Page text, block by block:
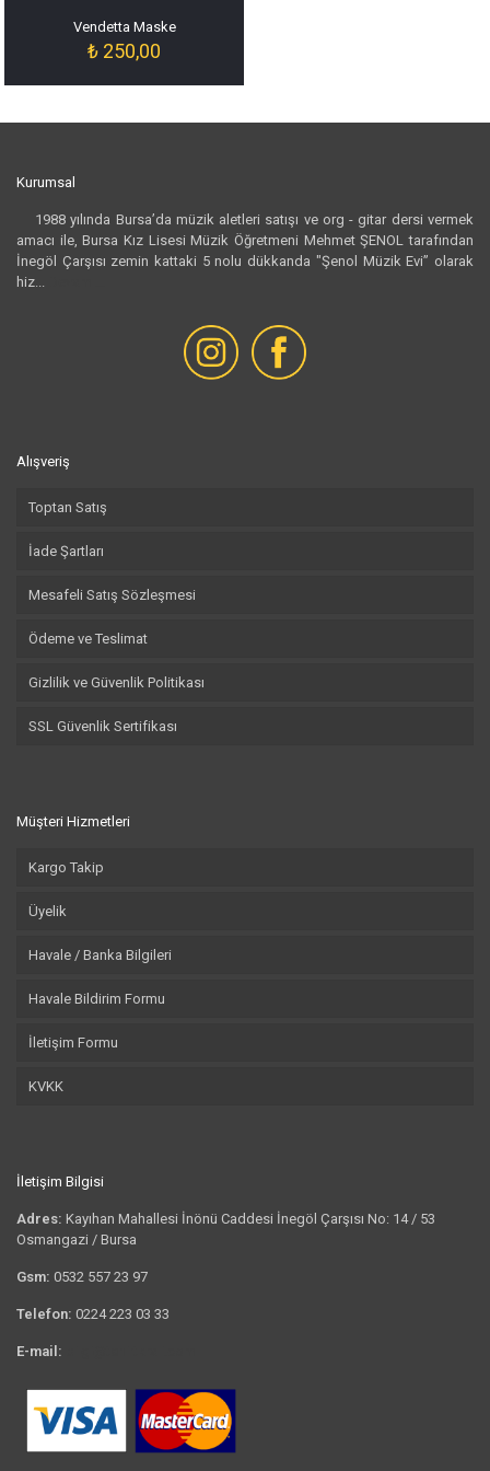
Vendetta Maske
₺ 250,00
Kurumsal
1988 yılında Bursa’da müzik aletleri satışı ve org - gitar dersi vermek
amacı ile, Bursa Kız Lisesi Müzik Öğretmeni Mehmet ŞENOL tarafından
İnegöl Çarşısı zemin kattaki 5 nolu dükkanda "Şenol Müzik Evi” olarak
hiz...
Alışveriş
Toptan Satış
İade Şartları
Mesafeli Satış Sözleşmesi
Ödeme ve Teslimat
Gizlilik ve Güvenlik Politikası
SSL Güvenlik Sertifikası
Müşteri Hizmetleri
Kargo Takip
Üyelik
Havale / Banka Bilgileri
Havale Bildirim Formu
İletişim Formu
KVKK
İletişim Bilgisi
Adres: Kayıhan Mahallesi İnönü Caddesi İnegöl Çarşısı No: 14 / 53
Osmangazi / Bursa
Gsm: 0532 557 23 97
Telefon: 0224 223 03 33
E-mail: